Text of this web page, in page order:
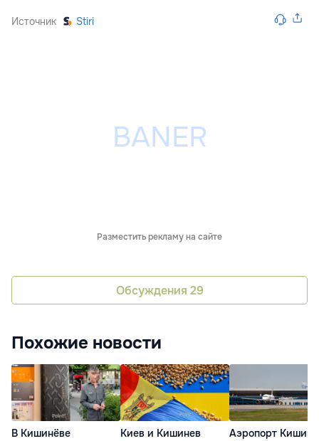
Источник Stiri
Разместить рекламу на сайте
Обсуждения 29
Похожие новости
В Кишинёве
Киев и Кишинев
Аэропорт